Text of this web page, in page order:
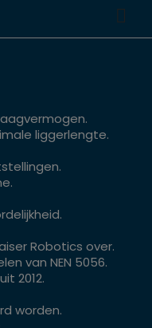

liggerlengte.
Robotics over.
van NEN 5056.
2012.
worden.